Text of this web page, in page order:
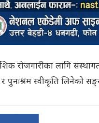
रोजगारीका लागि
स्वीकृति लिनेको